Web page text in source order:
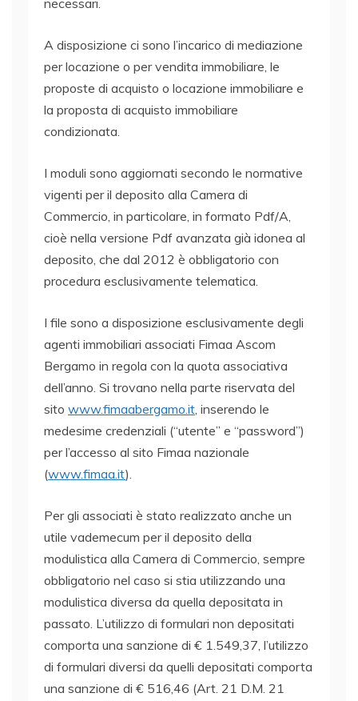
necessari.
A disposizione ci sono l’incarico di mediazione
per locazione o per vendita immobiliare, le
proposte di acquisto o locazione immobiliare e
la proposta di acquisto immobiliare
condizionata.
I moduli sono aggiornati secondo le normative
vigenti per il deposito alla Camera di
Commercio, in particolare, in formato Pdf/A,
cioè nella versione Pdf avanzata già idonea al
deposito, che dal 2012 è obbligatorio con
procedura esclusivamente telematica.
I file sono a disposizione esclusivamente degli
agenti immobiliari associati Fimaa Ascom
Bergamo in regola con la quota associativa
dell’anno. Si trovano nella parte riservata del
sito www.fimaabergamo.it, inserendo le
medesime credenziali (“utente” e “password”)
per l’accesso al sito Fimaa nazionale
(www.fimaa.it).
Per gli associati è stato realizzato anche un
utile vademecum per il deposito della
modulistica alla Camera di Commercio, sempre
obbligatorio nel caso si stia utilizzando una
modulistica diversa da quella depositata in
passato. L’utilizzo di formulari non depositati
comporta una sanzione di € 1.549,37, l’utilizzo
di formulari diversi da quelli depositati comporta
una sanzione di € 516,46 (Art. 21 D.M. 21